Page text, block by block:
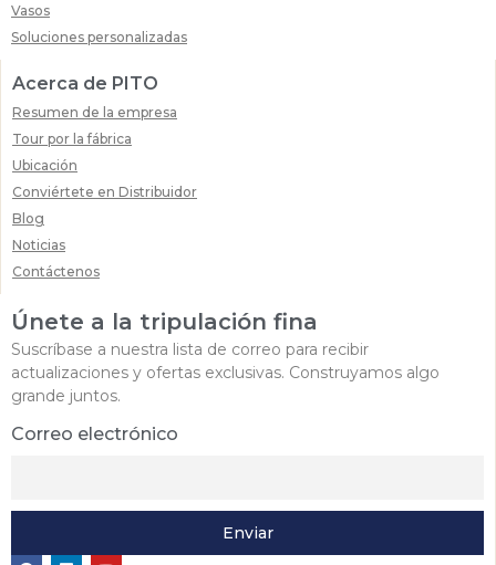
Vasos
Soluciones personalizadas
Acerca de PITO
Resumen de la empresa
Tour por la fábrica
Ubicación
Conviértete en Distribuidor
Blog
Noticias
Contáctenos
Únete a la tripulación fina
Suscríbase a nuestra lista de correo para recibir
actualizaciones y ofertas exclusivas. Construyamos algo
grande juntos.
Correo electrónico
Enviar